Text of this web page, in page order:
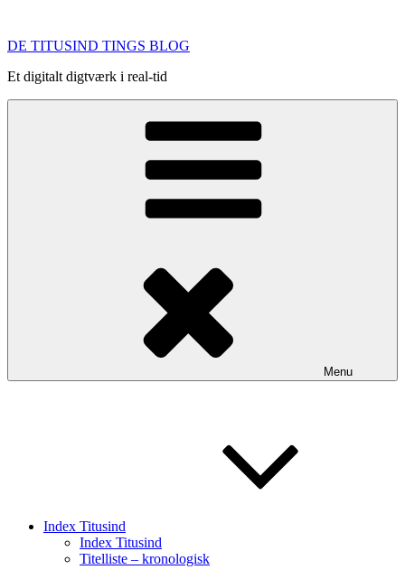
indhold
DE TITUSIND TINGS BLOG
Et digitalt digtværk i real-tid
Menu
Index Titusind
Index Titusind
Titelliste – kronologisk